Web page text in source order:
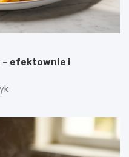
– efektownie i